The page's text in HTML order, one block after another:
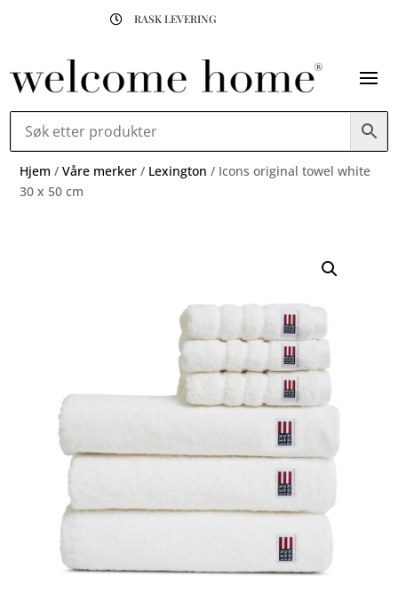
 RASK LEVERING
Hjem /Våre merker / Lexington / Icons original towel white
30 x 50 cm